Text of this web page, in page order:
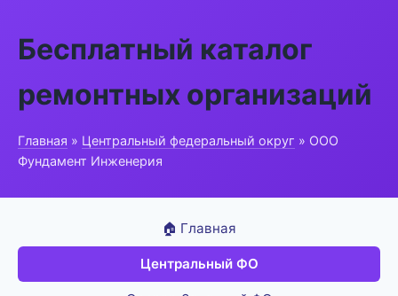
Бесплатный каталог
ремонтных организаций
Главная » Центральный федеральный округ » ООО
Фундамент Инженерия
🏠 Главная
Центральный ФО